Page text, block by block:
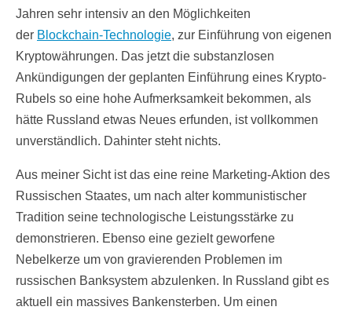
Jahren sehr intensiv an den Möglichkeiten
der Blockchain-Technologie, zur Einführung von eigenen
Kryptowährungen. Das jetzt die substanzlosen
Ankündigungen der geplanten Einführung eines Krypto-
Rubels so eine hohe Aufmerksamkeit bekommen, als
hätte Russland etwas Neues erfunden, ist vollkommen
unverständlich. Dahinter steht nichts.
Aus meiner Sicht ist das eine reine Marketing-Aktion des
Russischen Staates, um nach alter kommunistischer
Tradition seine technologische Leistungsstärke zu
demonstrieren. Ebenso eine gezielt geworfene
Nebelkerze um von gravierenden Problemen im
russischen Banksystem abzulenken. In Russland gibt es
aktuell ein massives Bankensterben. Um einen